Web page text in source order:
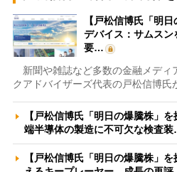
【戸松信博氏「明
デバイス：サムス
要…
新聞や雑誌など多数の金融メディ
クアドバイザーズ代表の戸松信博氏
【戸松信博氏「明日の爆騰株」
端半導体の製造に不可欠な検査
【戸松信博氏「明日の爆騰株」